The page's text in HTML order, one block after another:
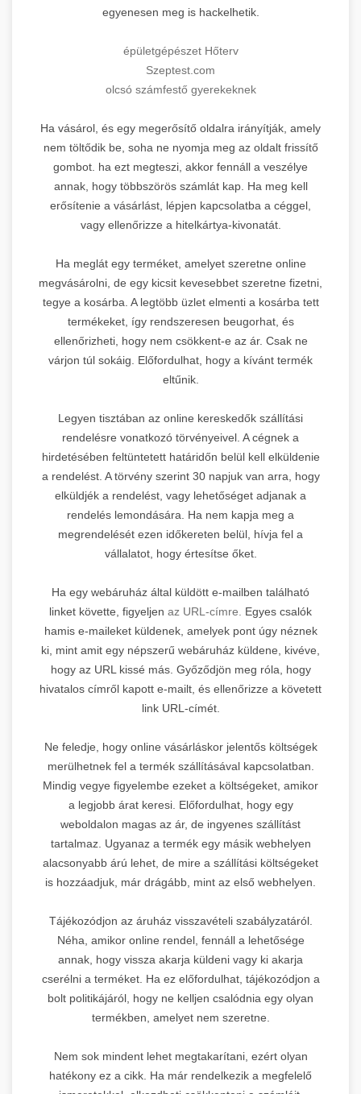
egyenesen meg is hackelhetik.
épületgépészet Hőterv
Szeptest.com
olcsó számfestő gyerekeknek
Ha vásárol, és egy megerősítő oldalra irányítják, amely
nem töltődik be, soha ne nyomja meg az oldalt frissítő
gombot. ha ezt megteszi, akkor fennáll a veszélye
annak, hogy többszörös számlát kap. Ha meg kell
erősítenie a vásárlást, lépjen kapcsolatba a céggel,
vagy ellenőrizze a hitelkártya-kivonatát.
Ha meglát egy terméket, amelyet szeretne online
megvásárolni, de egy kicsit kevesebbet szeretne fizetni,
tegye a kosárba. A legtöbb üzlet elmenti a kosárba tett
termékeket, így rendszeresen beugorhat, és
ellenőrizheti, hogy nem csökkent-e az ár. Csak ne
várjon túl sokáig. Előfordulhat, hogy a kívánt termék
eltűnik.
Legyen tisztában az online kereskedők szállítási
rendelésre vonatkozó törvényeivel. A cégnek a
hirdetésében feltüntetett határidőn belül kell elküldenie
a rendelést. A törvény szerint 30 napjuk van arra, hogy
elküldjék a rendelést, vagy lehetőséget adjanak a
rendelés lemondására. Ha nem kapja meg a
megrendelését ezen időkereten belül, hívja fel a
vállalatot, hogy értesítse őket.
Ha egy webáruház által küldött e-mailben található
linket követte, figyeljen az URL-címre.
Egyes csalók
hamis e-maileket küldenek, amelyek pont úgy néznek
ki, mint amit egy népszerű webáruház küldene, kivéve,
hogy az URL kissé más. Győződjön meg róla, hogy
hivatalos címről kapott e-mailt, és ellenőrizze a követett
link URL-címét.
Ne feledje, hogy online vásárláskor jelentős költségek
merülhetnek fel a termék szállításával kapcsolatban.
Mindig vegye figyelembe ezeket a költségeket, amikor
a legjobb árat keresi. Előfordulhat, hogy egy
weboldalon magas az ár, de ingyenes szállítást
tartalmaz. Ugyanaz a termék egy másik webhelyen
alacsonyabb árú lehet, de mire a szállítási költségeket
is hozzáadjuk, már drágább, mint az első webhelyen.
Tájékozódjon az áruház visszavételi szabályzatáról.
Néha, amikor online rendel, fennáll a lehetősége
annak, hogy vissza akarja küldeni vagy ki akarja
cserélni a terméket. Ha ez előfordulhat, tájékozódjon a
bolt politikájáról, hogy ne kelljen csalódnia egy olyan
termékben, amelyet nem szeretne.
Nem sok mindent lehet megtakarítani, ezért olyan
hatékony ez a cikk. Ha már rendelkezik a megfelelő